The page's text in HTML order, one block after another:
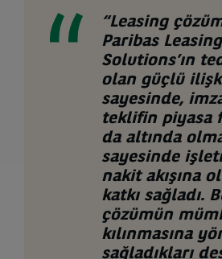
“Leasing
Paribas Leasing
Solutions’ın
olan güçlü
sayesinde,
teklifin piyasa
da altında
sayesinde
nakit akışına
katkı sağladı.
çözümün
kılınmasına
sağladıkları